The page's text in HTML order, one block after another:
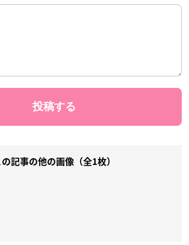
の記事の他の画像（全1枚）